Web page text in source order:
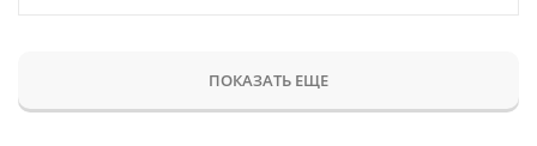
ПОКАЗАТЬ ЕЩЕ